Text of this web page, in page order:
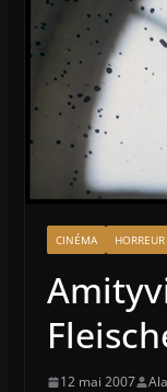
CINÉMA HORREUR
12 mai 2007